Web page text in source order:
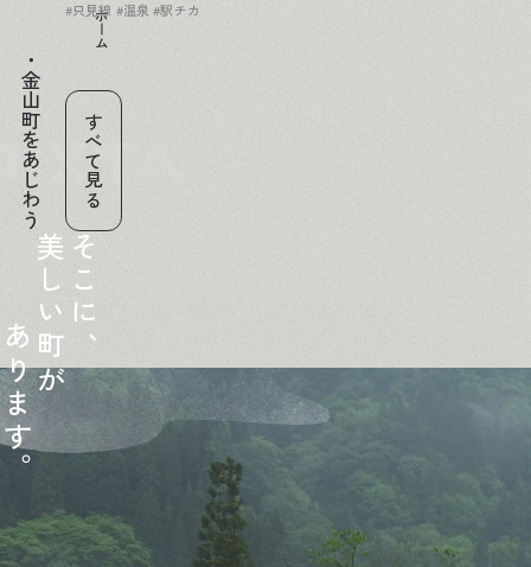
#只見線 #温泉 #駅チカ
すべて見る
ホーム
金山町をあじわう
そ
こ
に
、
美
し
い
町
が